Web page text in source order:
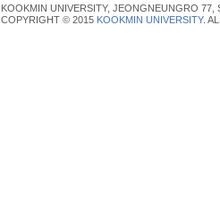
KOOKMIN UNIVERSITY, JEONGNEUNGRO
COPYRIGHT © 2015 KOOKMIN UNIVERSITY.